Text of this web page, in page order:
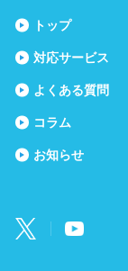
トップ
対応サービス
よくある質問
コラム
お知らせ